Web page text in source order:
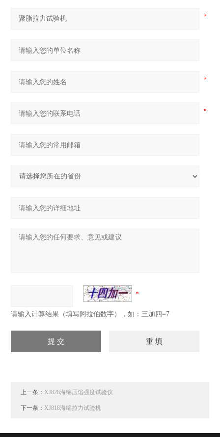
请输入计算结果（填写阿拉伯数字），如：三加四=7
上一条：XJ828海绵压馅强度试验仪
下一条：XJ818海绵拉力试验机